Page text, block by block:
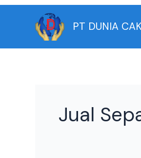
Skip
PT DUNIA
Jual